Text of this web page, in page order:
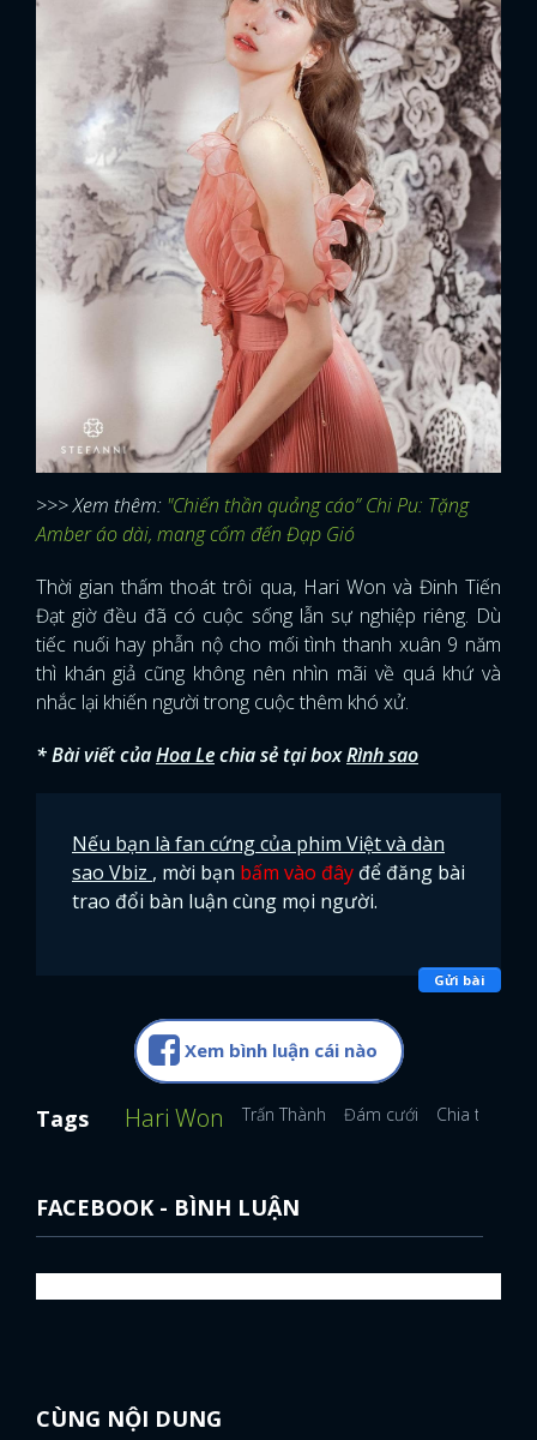
ĐĂNG NHẬP
>>> Xem thêm: "Chiến thần quảng cáo” Chi Pu: Tặng
Amber áo dài, mang cốm đến Đạp Gió
Thời gian thấm thoát trôi qua, Hari Won và Đinh Tiến
Đạt giờ đều đã có cuộc sống lẫn sự nghiệp riêng. Dù
tiếc nuối hay phẫn nộ cho mối tình thanh xuân 9 năm
thì khán giả cũng không nên nhìn mãi về quá khứ và
nhắc lại khiến người trong cuộc thêm khó xử.
* Bài viết củaHoa Lechia sẻ tại boxRình sao
Nếu bạn là fan cứng của phim Việt và dàn
sao Vbiz , mời bạn bấm vào đây để đăng bài
trao đổi bàn luận cùng mọi người.
Gửi bài
Xem bình luận cái nào
Tags Hari Won Trấn Thành Đám cưới Chia tay
FACEBOOK - BÌNH LUẬN
CÙNG NỘI DUNG